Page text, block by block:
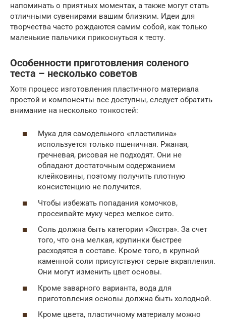
напоминать о приятных моментах, а также могут стать
отличными сувенирами вашим близким. Идеи для
творчества часто рождаются самим собой, как только
маленькие пальчики прикоснуться к тесту.
Особенности приготовления соленого
теста – несколько советов
Хотя процесс изготовления пластичного материала
простой и компоненты все доступны, следует обратить
внимание на несколько тонкостей:
Мука для самодельного «пластилина»
используется только пшеничная. Ржаная,
гречневая, рисовая не подходят. Они не
обладают достаточным содержанием
клейковины, поэтому получить плотную
консистенцию не получится.
Чтобы избежать попадания комочков,
просеивайте муку через мелкое сито.
Соль должна быть категории «Экстра». За счет
того, что она мелкая, крупинки быстрее
расходятся в составе. Кроме того, в крупной
каменной соли присутствуют серые вкрапления.
Они могут изменить цвет основы.
Кроме заварного варианта, вода для
приготовления основы должна быть холодной.
Кроме цвета, пластичному материалу можно